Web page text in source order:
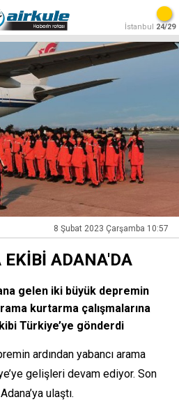
İstanbul 24/29
8 Şubat 2023 Çarşamba 10:57
ADANA'DA
gelen iki büyük depremin
kurtarma çalışmalarına
Türkiye’ye gönderdi
ardından yabancı arama
gelişleri devam ediyor. Son
ulaştı.